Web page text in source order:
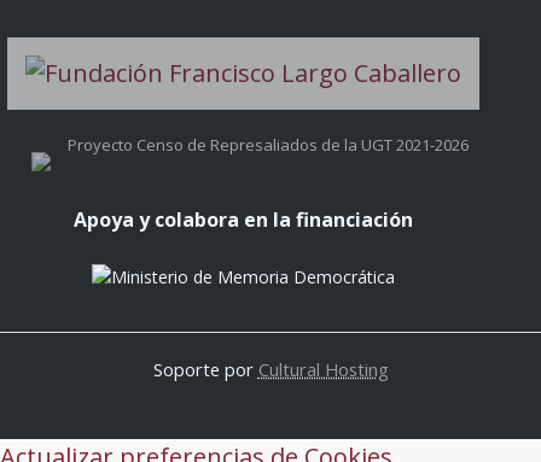
Proyecto Censo de Represaliados de la UGT 2021-2026
Apoya y colabora en la financiación
Soporte por Cultural Hosting